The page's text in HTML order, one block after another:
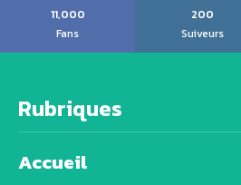
11,000
Fans
200
Suiveurs
Rubriques
Accueil